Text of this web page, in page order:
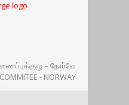
– நோர்வே
- NORWAY